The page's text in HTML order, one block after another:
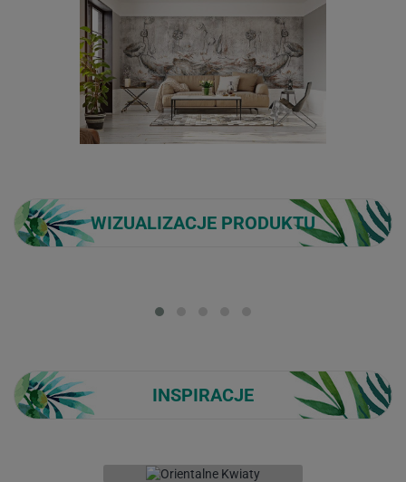
WIZUALIZACJE PRODUKTU
INSPIRACJE